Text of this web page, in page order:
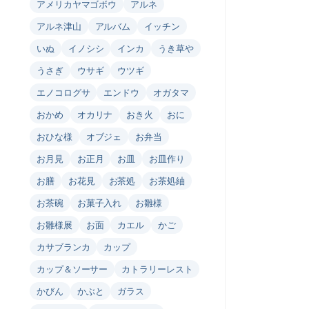
アメリカヤマゴボウ
アルネ
アルネ津山
アルバム
イッチン
いぬ
イノシシ インカ
うき草や
うさぎ
ウサギ
ウツギ
エノコログサ
エンドウ
オガタマ
おかめ
オカリナ おき火
おに
おひな様
オブジェ
お弁当
お月見
お正月 お皿
お皿作り
お膳
お花見 お茶処
お茶処紬
お茶碗
お菓子入れ
お雛様
お雛様展
お面 カエル
かご
カサブランカ
カップ
カップ＆ソーサー
カトラリーレスト
かびん
かぶと
ガラス